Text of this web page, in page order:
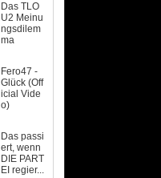
Das TLO
U2 Meinu
ngsdilem
ma
Fero47 -
Glück (Off
icial Vide
o)
Das passi
ert, wenn
DIE PART
EI regier...